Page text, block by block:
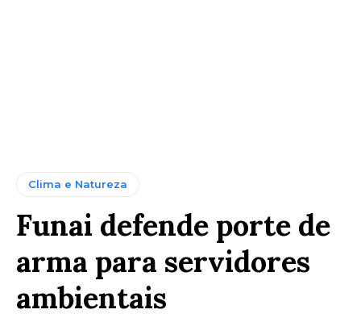
Clima e Natureza
Funai defende porte de
arma para servidores
ambientais